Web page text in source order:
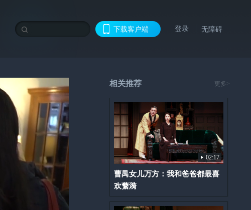
下载客户端 登录 无障碍
相关推荐 更多>
02:17
曹禺女儿万方：我和爸爸都最喜
欢蘩漪